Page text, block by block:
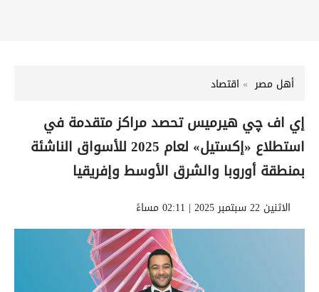
أهل مصر اقتصاد
إي اف چي هيرميس تحصد مراكز متقدمة في
استطلاع «إكستيل» لعام 2025 للأسواق الناشئة
بمنطقة أوروبا والشرق الأوسط وإفريقيا
الاثنين 22 سبتمبر 2025 | 02:11 مساءً